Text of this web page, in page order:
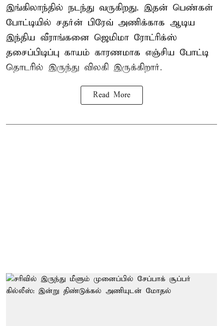
இங்கிலாந்தில் நடந்து வருகிறது. இதன் பெண்கள்
போட்டியில் சதர்ன் பிரேவ் அணிக்காக ஆடிய
இந்திய வீராங்கனை ஜெமிமா ரோட்ரிக்ஸ்
தசைப்பிடிப்பு காயம் காரணமாக எஞ்சிய போட்டி
தொடரில் இருந்து விலகி இருக்கிறார்.
Read More